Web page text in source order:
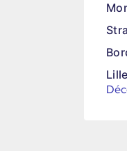
Lille